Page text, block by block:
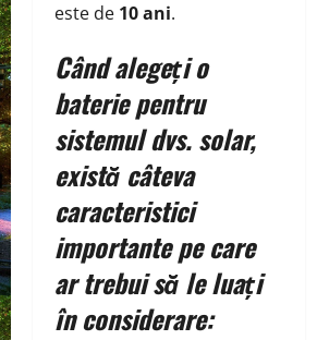
este de 10 ani.
Când alegeți o
baterie pentru
sistemul dvs. solar,
există câteva
caracteristici
importante pe care
ar trebui să le luați
în considerare: